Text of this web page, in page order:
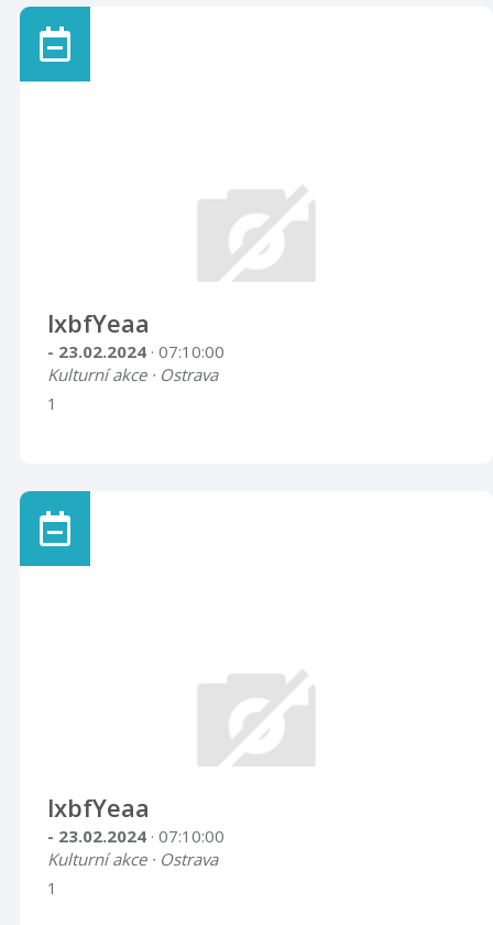
lxbfYeaa
- 23.02.2024 · 07:10:00
Kulturní akce · Ostrava
1
lxbfYeaa
- 23.02.2024 · 07:10:00
Kulturní akce · Ostrava
1